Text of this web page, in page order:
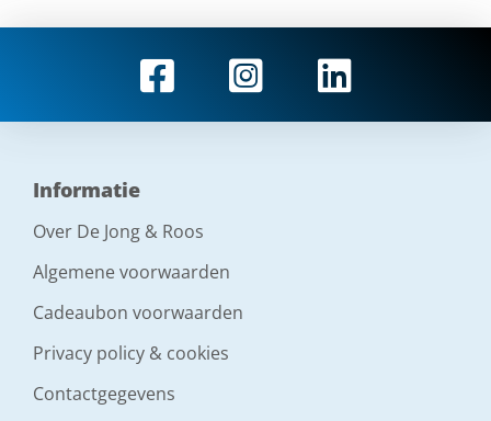
Informatie
Over De Jong & Roos
Algemene voorwaarden
Cadeaubon voorwaarden
Privacy policy & cookies
Contactgegevens